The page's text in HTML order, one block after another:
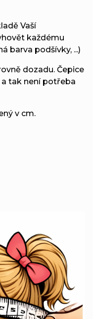
Vaší
každému
barva podšívky, ...)
dozadu. Čepice
a tak není potřeba
v cm.